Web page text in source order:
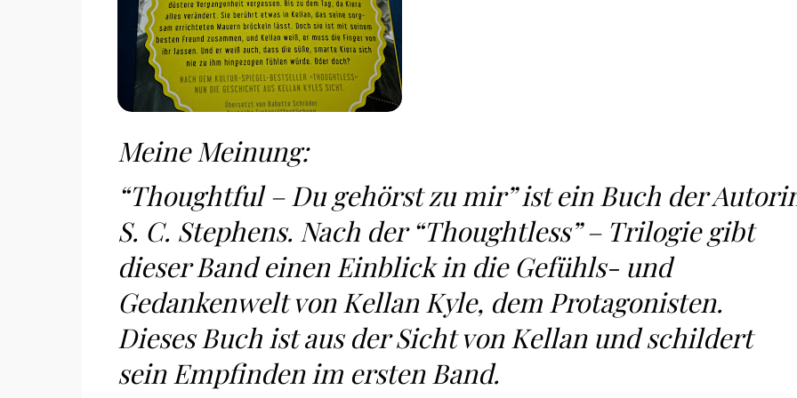
Meine Meinung:
“Thoughtful – Du gehörst zu mir” ist ein Buch der
S. C. Stephens. Nach der “Thoughtless” – Trilogie gibt
dieser Band einen Einblick in die Gefühls- und
Gedankenwelt von Kellan Kyle, dem Protagonisten.
Dieses Buch ist aus der Sicht von Kellan und schildert
sein Empfinden im ersten Band.